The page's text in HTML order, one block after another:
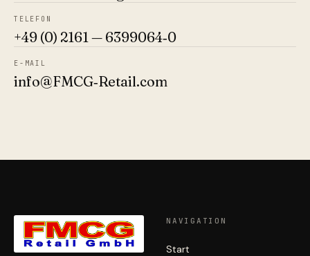
TELEFON
+49 (0) 2161 — 6399064‑0
E-MAIL
info@FMCG‑Retail.com
NAVIGATION
Start